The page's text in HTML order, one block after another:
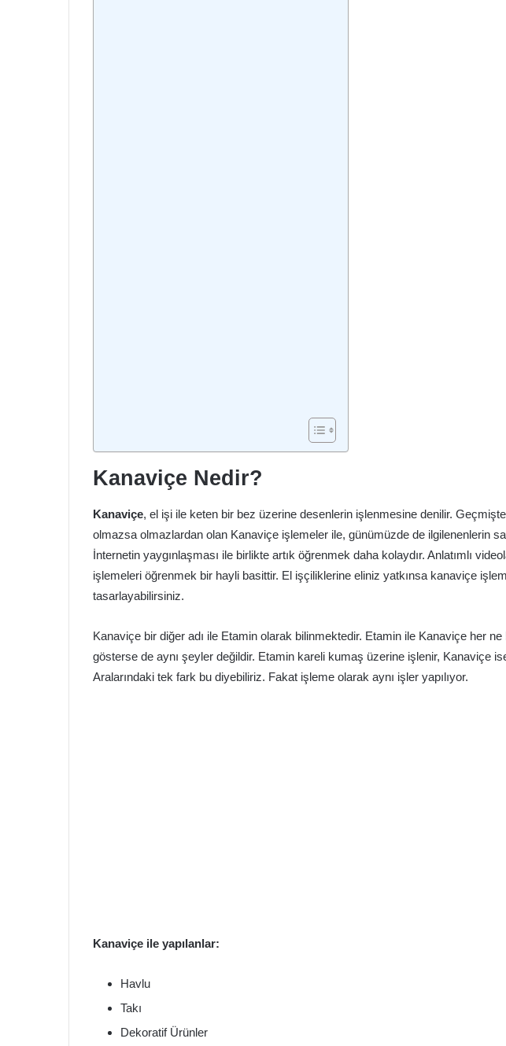
Kanaviçe Nedir?
Kanaviçe, el işi ile keten bir bez üzerine desenlerin işlenmesine denilir.
olmazsa olmazlardan olan Kanaviçe işlemeler ile, günümüzde de ilgilenenlerin
İnternetin yaygınlaşması ile birlikte artık öğrenmek daha kolaydır. Anlatımlı
işlemeleri öğrenmek bir hayli basittir. El işçiliklerine eliniz yatkınsa kanaviçe
tasarlayabilirsiniz.
Kanaviçe bir diğer adı ile Etamin olarak bilinmektedir. Etamin ile Kanaviçe her
gösterse de aynı şeyler değildir. Etamin kareli kumaş üzerine işlenir, Kanaviçe
Aralarındaki tek fark bu diyebiliriz. Fakat işleme olarak aynı işler yapılıyor.
Kanaviçe ile yapılanlar:
Havlu
Takı
Dekoratif Ürünler